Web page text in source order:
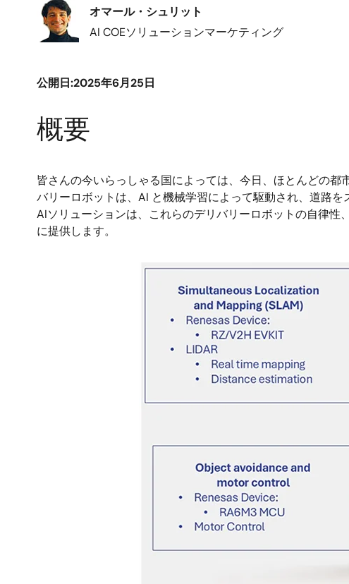
画
像
オマール・シュリット
AI COEソリューションマーケティング
公開日:2025年6月25日
概要
皆さんの今いらっしゃる国によっては、今日、ほとんどの
バリーロボットは、AI と機械学習によって駆動され、道路
AIソリューションは、これらのデリバリーロボットの自律
に提供します。